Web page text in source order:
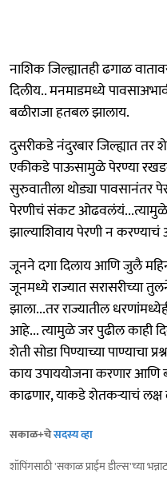
नाशिक जिल्ह्यातही ढगाळ
दिलीय.. मनमाडमध्ये
बळीराजा हतबल झालाय.
दुसरीकडे नंदुरबार जिल्ह्यात
एकीकडे पाऊसामुळे पेरण्या
सुरुवातीला थोड्या पावसानंतर
पेरणीचं संकट
झाल्याशिवाय पेरणी न
जूनने दगा दिलाय आणि जुलै
जूनमध्ये राज्यात
झाला...तर राज्यातील
आहे... त्यामुळे जर पुढील काही
शेती सोडा पिण्याच्या पाण्याचा
काय उपाययोजना करणार आणि
काढणार, याकडे शेतकऱ्याचं
सकाळ+चेसदस्य व्हा
शॉपिंगसाठी 'सकाळ प्राईम डील्स'च्या